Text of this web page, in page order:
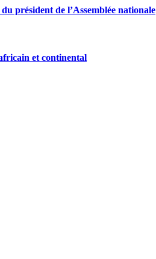
président de l’Assemblée nationale
et continental